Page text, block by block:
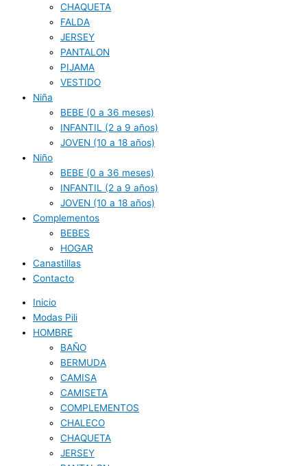
CHAQUETA
FALDA
JERSEY
PANTALON
PIJAMA
VESTIDO
Niña
BEBE (0 a 36 meses)
INFANTIL (2 a 9 años)
JOVEN (10 a 18 años)
Niño
BEBE (0 a 36 meses)
INFANTIL (2 a 9 años)
JOVEN (10 a 18 años)
Complementos
BEBES
HOGAR
Canastillas
Contacto
Inicio
Modas Pili
HOMBRE
BAÑO
BERMUDA
CAMISA
CAMISETA
COMPLEMENTOS
CHALECO
CHAQUETA
JERSEY